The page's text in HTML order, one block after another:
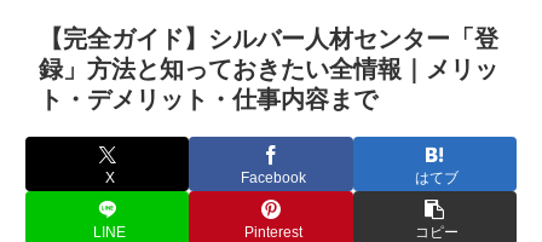
【完全ガイド】シルバー人材センター「登
録」方法と知っておきたい全情報｜メリッ
ト・デメリット・仕事内容まで
X Facebook はてブ
LINE Pinterest コピー